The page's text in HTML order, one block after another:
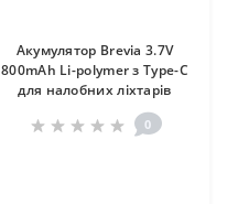
Акумулятор Brevia 3.7V
800mAh Li-polymer з Type-C
для налобних ліхтарів
0